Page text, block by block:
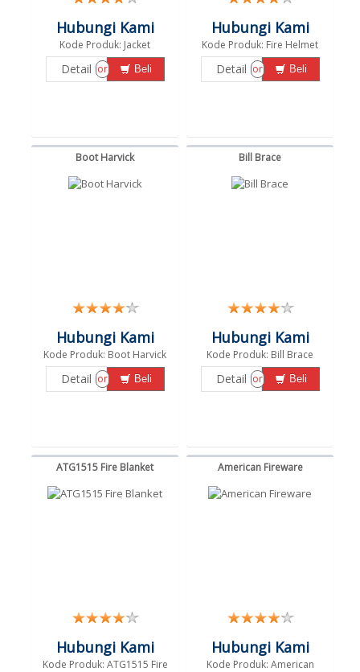
Hubungi Kami
Kode Produk: Jacket
Detail or Beli
Hubungi Kami
Kode Produk: Fire Helmet
Detail or Beli
Boot Harvick
Hubungi Kami
Kode Produk: Boot Harvick
Detail or Beli
Bill Brace
Hubungi Kami
Kode Produk: Bill Brace
Detail or Beli
ATG1515 Fire Blanket
Hubungi Kami
Kode Produk: ATG1515 Fire
American Fireware
Hubungi Kami
Kode Produk: American